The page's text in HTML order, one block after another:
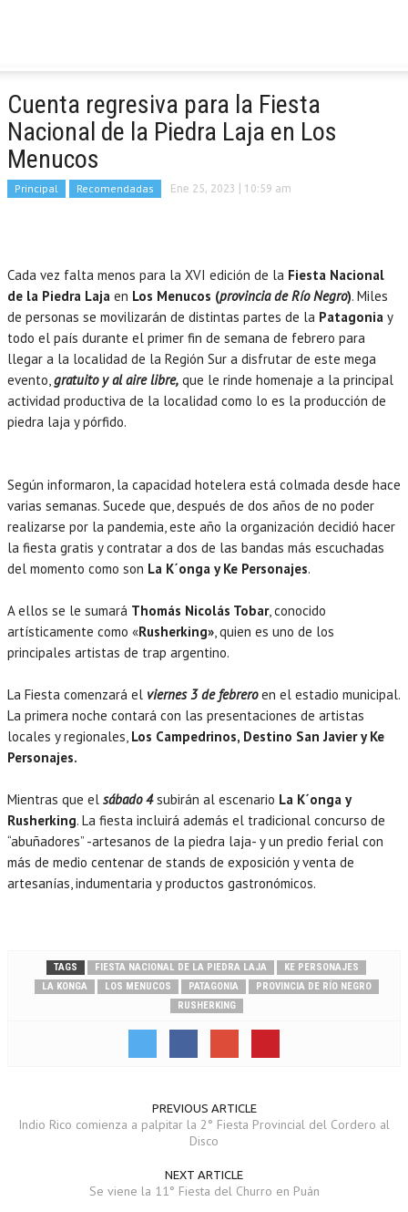
Cuenta regresiva para la Fiesta
Nacional de la Piedra Laja en Los
Menucos
Principal Recomendadas Ene 25, 2023 | 10:59 am
Cada vez falta menos para la XVI edición de la Fiesta Nacional
de la Piedra Laja en Los Menucos (provincia de Río Negro). Miles
de personas se movilizarán de distintas partes de la Patagonia y
todo el país durante el primer fin de semana de febrero para
llegar a la localidad de la Región Sur a disfrutar de este mega
evento,gratuito y al aire libre, que le rinde homenaje a la principal
actividad productiva de la localidad como lo es la producción de
piedra laja y pórfido.
Según informaron, la capacidad hotelera está colmada desde hace
varias semanas. Sucede que, después de dos años de no poder
realizarse por la pandemia, este año la organización decidió hacer
la fiesta gratis y contratar a dos de las bandas más escuchadas
del momento como son La K´onga y Ke Personajes.
A ellos se le sumará Thomás Nicolás Tobar, conocido
artísticamente como «Rusherking», quien es uno de los
principales artistas de trap argentino.
La Fiesta comenzará el viernes 3 de febreroen el estadio municipal.
La primera noche contará con las presentaciones de artistas
locales y regionales, Los Campedrinos, Destino San Javier y Ke
Personajes.
Mientras que el sábado 4subirán al escenario La K´onga y
Rusherking. La fiesta incluirá además el tradicional concurso de
“abuñadores” -artesanos de la piedra laja- y un predio ferial con
más de medio centenar de stands de exposición y venta de
artesanías, indumentaria y productos gastronómicos.
TAGS FIESTA NACIONAL DE LA PIEDRA LAJA
KE PERSONAJES
LA KONGA
LOS MENUCOS PATAGONIA
PROVINCIA DE RÍO NEGRO
RUSHERKING
PREVIOUS ARTICLE
Indio Rico comienza a palpitar la 2° Fiesta Provincial del Cordero al
Disco
NEXT ARTICLE
Se viene la 11° Fiesta del Churro en Puán